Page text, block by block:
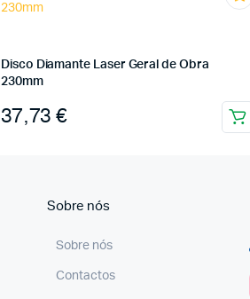
Disco Diamante Laser Geral de Obra
230mm
37,73 €
Sobre nós
Sobre nós
Contactos